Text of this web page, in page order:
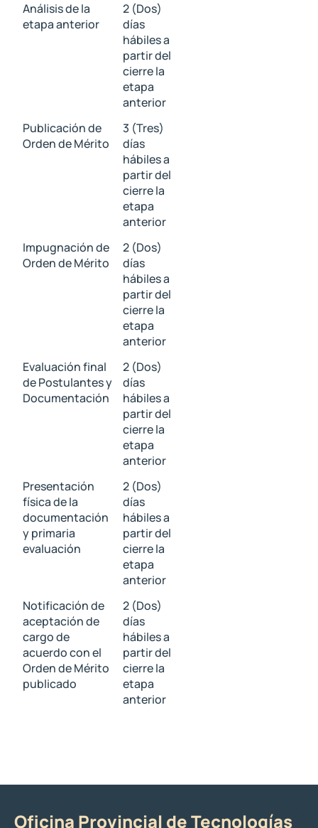
Análisis de la
etapa anterior
2 (Dos)
días
hábiles a
partir del
cierre la
etapa
anterior
Publicación de
Orden de Mérito
3 (Tres)
días
hábiles a
partir del
cierre la
etapa
anterior
Impugnación de
Orden de Mérito
2 (Dos)
días
hábiles a
partir del
cierre la
etapa
anterior
Evaluación final
de Postulantes y
Documentación
2 (Dos)
días
hábiles a
partir del
cierre la
etapa
anterior
Presentación
física de la
documentación
y primaria
evaluación
2 (Dos)
días
hábiles a
partir del
cierre la
etapa
anterior
Notificación de
aceptación de
cargo de
acuerdo con el
Orden de Mérito
publicado
2 (Dos)
días
hábiles a
partir del
cierre la
etapa
anterior
Oficina Provincial de Tecnologías